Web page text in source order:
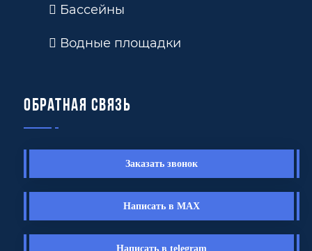
Бассейны
Водные площадки
Обратная связь
Заказать звонок
Написать в MAX
Написать в telegram